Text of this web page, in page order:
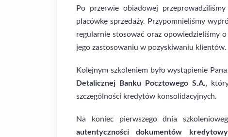
Po przerwie obiadowej
placówkę sprzedaży. Przypomnieliśmy
regularnie stosować oraz opowiedzieliśmy
jego zastosowaniu w pozyskiwaniu klientów.
Kolejnym szkoleniem było wystąpienie
Detalicznej Banku Pocztowego S.A.,
szczególności kredytów konsolidacyjnych.
Na koniec pierwszego dnia
autentyczności dokumentów